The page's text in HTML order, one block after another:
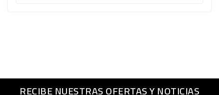
RECIBE NUESTRAS OFERTAS Y NOTICIAS